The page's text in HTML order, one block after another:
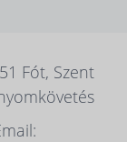
Fót, Szent